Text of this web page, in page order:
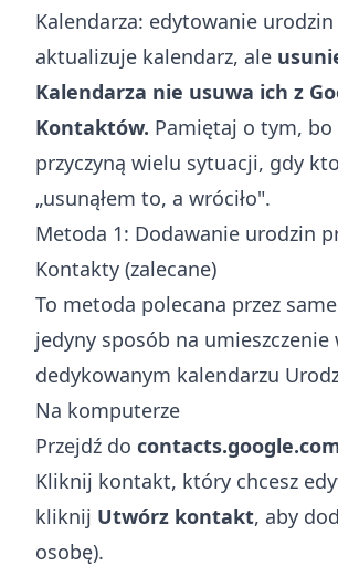
Kalendarza: edytowanie
aktualizuje kalendarz, ale
Kalendarza nie usuwa ich z
Kontaktów. Pamiętaj o tym, bo
przyczyną wielu sytuacji, gdy
„usunąłem to, a wróciło".
Metoda 1: Dodawanie urodzin
Kontakty (zalecane)
To metoda polecana przez
jedyny sposób na umieszczenie
dedykowanym kalendarzu
Na komputerze
Przejdź do
Kliknij kontakt, który chcesz
kliknij Utwórz kontakt, aby
osobę).